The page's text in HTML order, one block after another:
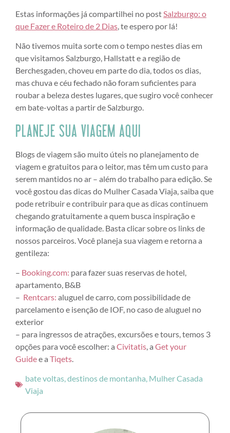
Estas informações já compartilhei no postSalzburgo: o
que Fazer e Roteiro de 2 Dias, te espero por lá!
Não tivemos muita sorte com o tempo nestes dias em
que visitamos Salzburgo, Hallstatt e a região de
Berchesgaden, choveu em parte do dia, todos os dias,
mas chuva e céu fechado não foram suficientes para
roubar a beleza destes lugares, que sugiro você conhecer
em bate-voltas a partir de Salzburgo.
PLANEJE SUA VIAGEM AQUI
Blogs de viagem são muito úteis no planejamento de
viagem e gratuitos para o leitor, mas têm um custo para
serem mantidos no ar – além do trabalho para edição. Se
você gostou das dicas do Mulher Casada Viaja, saiba que
pode retribuir e contribuir para que as dicas continuem
chegando gratuitamente a quem busca inspiração e
informação de qualidade. Basta clicar sobre os links de
nossos parceiros. Você planeja sua viagem e retorna a
gentileza:
– Booking.com: para fazer suas reservas de hotel,
apartamento, B&B
– Rentcars: aluguel de carro, com possibilidade de
parcelamento e isenção de IOF, no caso de aluguel no
exterior
– para ingressos de atrações, excursões e tours, temos 3
opções para você escolher: a Civitatis, a Get your
Guidee a Tiqets.
bate voltas,destinos de montanha, Mulher Casada
Viaja